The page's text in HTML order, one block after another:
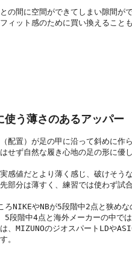
の間に空間ができてしまい隙間が
ィット感のために買い換えること
使う薄さのあるアッパー
配置）が足の甲に沿って斜めに作
せず自然な履き心地の足の形に優
感値だとより薄く感じ、破けそうな
部分は薄すく、練習では使わず試
ろNIKEやNBが5段階中2点と狭めな
5段階中4点と海外メーカーの中で
、MIZUNOのジオスパートLDや
。